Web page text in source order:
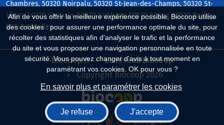
Afin de vous offrir la meilleure expérience possible, Biocoop utilise
des cookies : pour assurer une performance optimale du site, pour
récolter des statistiques afin d'analyser le trafic et la performance
du site et vous proposer une navigation personnalisée en toute
sécurité. Vous pouvez changer d'avis à tout moment en
paramétrant vos cookies. OK pour vous ?
En savoir plus et paramétrer les cookies
Je refuse J'accepte
Chambres, 50320 Noirpalu, 50320 St-Jean-des-Champs, 50320 St-
Léger, 50320 St-Ursin, 50870 Subligny, 50530 Angey, 50530 Bacilly,
50740 Carolles
Biocoop.fr
Le réseau Biocoop
Copyright Biocoop 2026
Réalisé par